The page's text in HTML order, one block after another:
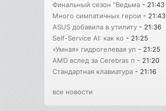
Финальный сезон "Ведьма - 21:43
Много симпатичных герои - 21:43
ASUS добавила в утилиту - 21:36
Self-Service AI: как ко - 21:25
«Умная» гидрогелевая уп - 21:25
AMD вслед за Cerebras п - 21:20
Стандартная клавиатура - 21:16
все новости